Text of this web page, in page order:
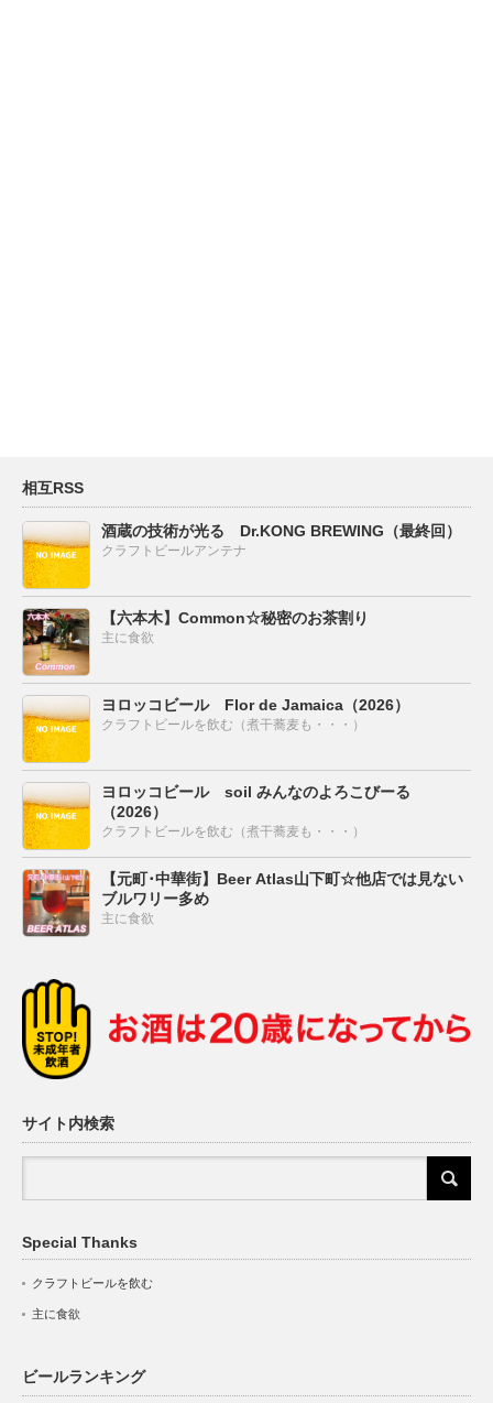
相互RSS
酒蔵の技術が光る Dr.KONG BREWING（最終回）
クラフトビールアンテナ
【六本木】Common☆秘密のお茶割り
主に食欲
ヨロッコビール Flor de Jamaica（2026）
クラフトビールを飲む（煮干蕎麦も・・・）
ヨロッコビール soil みんなのよろこびーる
（2026）
クラフトビールを飲む（煮干蕎麦も・・・）
【元町･中華街】Beer Atlas山下町☆他店では見ない
ブルワリー多め
主に食欲
サイト内検索
Special Thanks
クラフトビールを飲む
主に食欲
ビールランキング